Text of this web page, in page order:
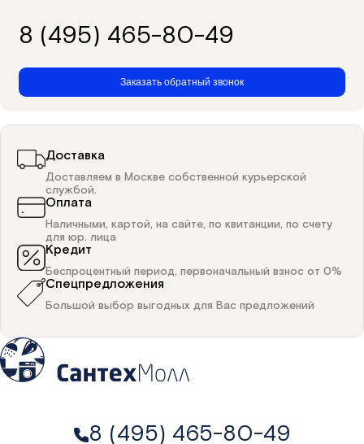
8 (495) 465-80-49
Заказать обратный звонок
Доставка
Доставляем в Москве собственной курьерской
службой.
Оплата
Наличными, картой, на сайте, по квитанции, по счету
для юр. лица
Кредит
Беспроцентный период, первоначальный взнос от 0%
Спецпредложения
Большой выбор выгодных для Вас предложений
8 (495) 465-80-49